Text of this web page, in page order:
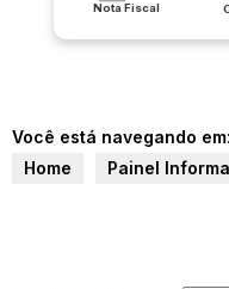
Nota Fiscal
Você está navegando em:
Home
Painel